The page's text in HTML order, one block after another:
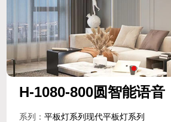
H-1080-800圆智能语音
系列： 平板灯系列现代平板灯系列